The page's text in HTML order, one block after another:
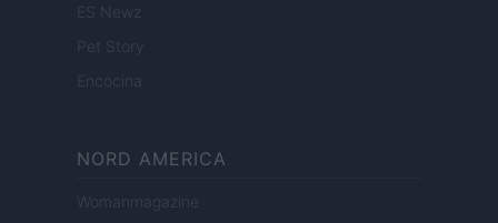
ES Newz
Pet Story
Encocina
NORD AMERICA
Womanmagazine